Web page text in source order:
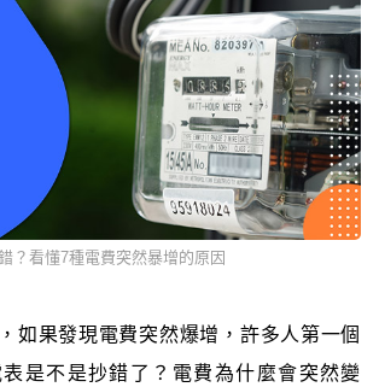
？看懂7種電費突然暴增的原因
如果發現電費突然爆增，許多人第一個
是不是抄錯了？電費為什麼會突然變